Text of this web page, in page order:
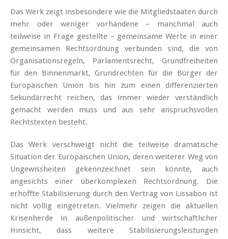
Das Werk zeigt insbesondere wie die Mitgliedstaaten durch
mehr oder weniger vorhandene – manchmal auch
teilweise in Frage gestellte – gemeinsame Werte in einer
gemeinsamen Rechtsordnung verbunden sind, die von
Organisationsregeln, Parlamentsrecht, Grundfreiheiten
für den Binnenmarkt, Grundrechten für die Bürger der
Europäischen Union bis hin zum einen differenzierten
Sekundärrecht reichen, das immer wieder verständlich
gemacht werden muss und aus sehr anspruchsvollen
Rechtstexten besteht.
Das Werk verschweigt nicht die teilweise dramatische
Situation der Europäischen Union, deren weiterer Weg von
Ungewissheiten gekennzeichnet sein könnte, auch
angesichts einer überkomplexen Rechtsordnung. Die
erhoffte Stabilisierung durch den Vertrag von Lissabon ist
nicht völlig eingetreten. Vielmehr zeigen die aktuellen
Krisenherde in außenpolitischer und wirtschaftlicher
Hinsicht, dass weitere Stabilisierungsleistungen